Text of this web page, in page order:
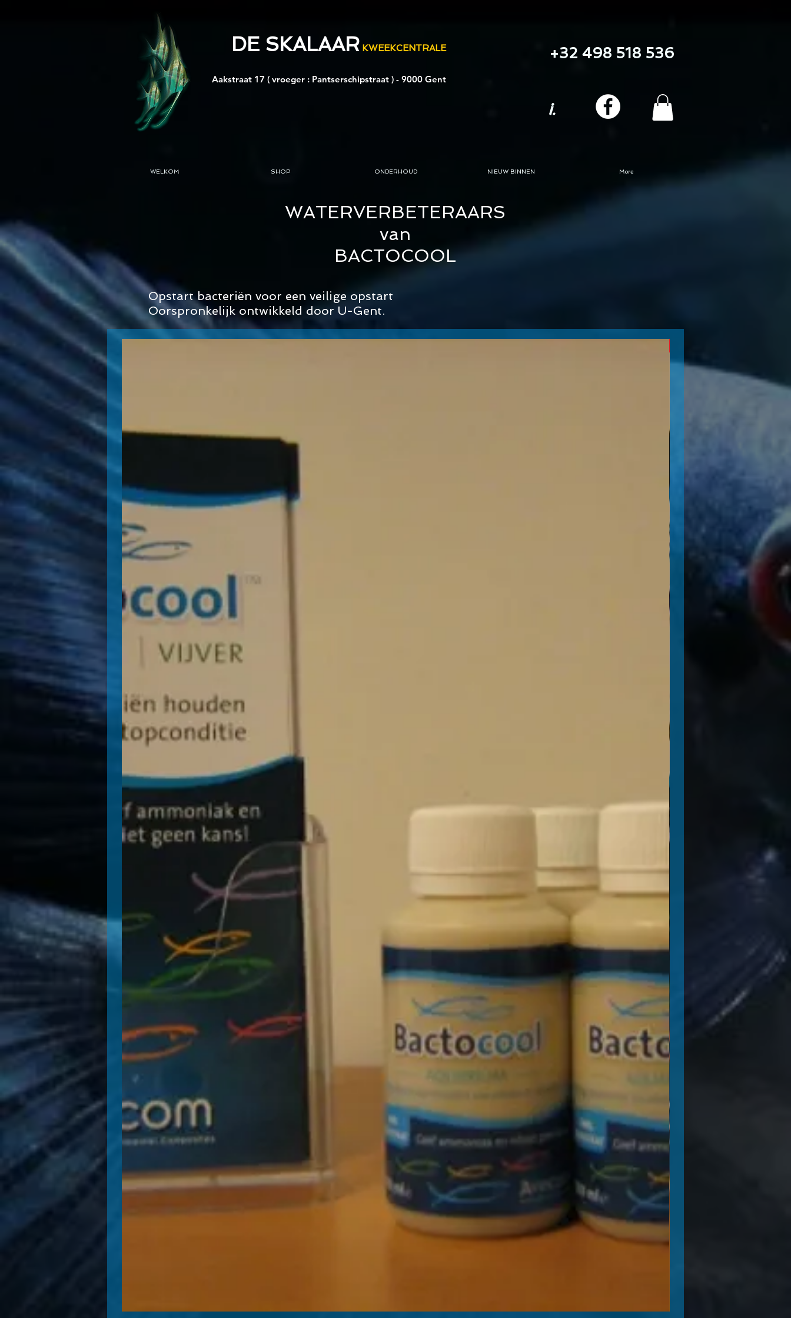
DE SKALAAR KWEEKCENTRALE
Aakstraat 17 ( vroeger : Pantserschipstraat ) - 9000 Gent
+32 498 518 536
i.
WELKOM SHOP ONDERHOUD NIEUW BINNEN More
WATERVERBETERAARS
van
BACTOCOOL
Opstart bacteriën voor een veilige opstart
Oorspronkelijk ontwikkeld door U-Gent.